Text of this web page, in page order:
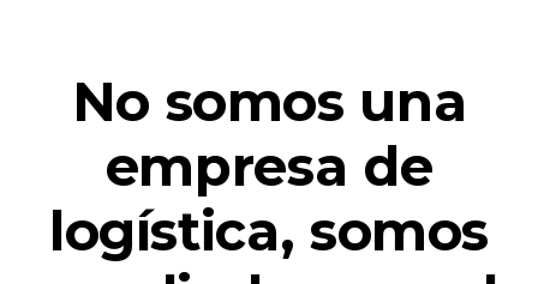
No somos una
empresa de
logística, somos